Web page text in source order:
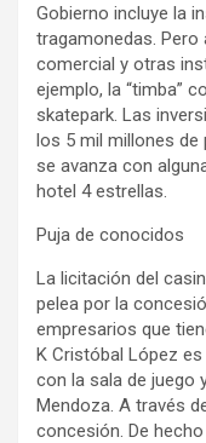
Gobierno incluye la
tragamonedas. Pero
comercial y otras
ejemplo, la “timba”
skatepark. Las
los 5 mil millones de
se avanza con
hotel 4 estrellas.
Puja de conocidos
La licitación del
pelea por la
empresarios que
K Cristóbal López
con la sala de juego
Mendoza. A través
concesión. De